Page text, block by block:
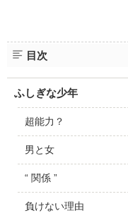
目次
ふしぎな少年
超能力？
男と女
“ 関係 ”
負けない理由